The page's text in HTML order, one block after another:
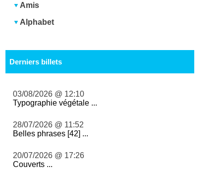
Amis
Alphabet
Derniers billets
03/08/2026 @ 12:10
Typographie végétale ...
28/07/2026 @ 11:52
Belles phrases [42] ...
20/07/2026 @ 17:26
Couverts ...